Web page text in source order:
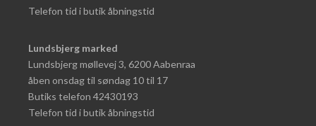
Telefon tid i butik åbningstid
Lundsbjerg marked
Lundsbjerg møllevej 3, 6200 Aabenraa
åben onsdag til søndag 10 til 17
Butiks telefon 42430193
Telefon tid i butik åbningstid